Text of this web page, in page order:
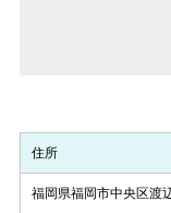
住所
福岡県福岡市中央区渡